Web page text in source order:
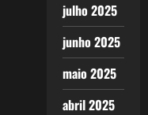
julho 2025
junho 2025
maio 2025
abril 2025